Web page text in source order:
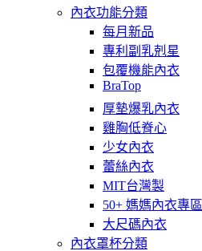
內衣功能分類
每月新品
專利副乳剋星
包覆機能內衣
BraTop
厚墊爆乳內衣
雞胸低脊心
少女內衣
蕾絲內衣
MIT台灣製
50+ 媽媽內衣專區
大尺碼內衣
內衣罩杯分類